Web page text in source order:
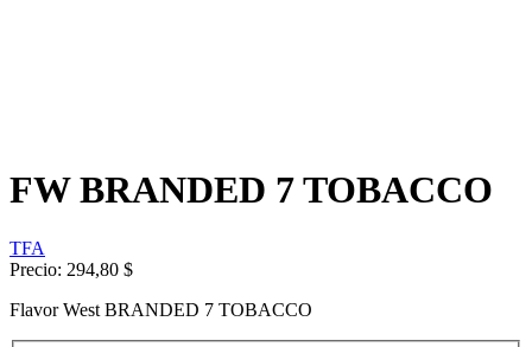
FW BRANDED 7 TOBACCO
TFA
Precio: 294,80 $
Flavor West BRANDED 7 TOBACCO